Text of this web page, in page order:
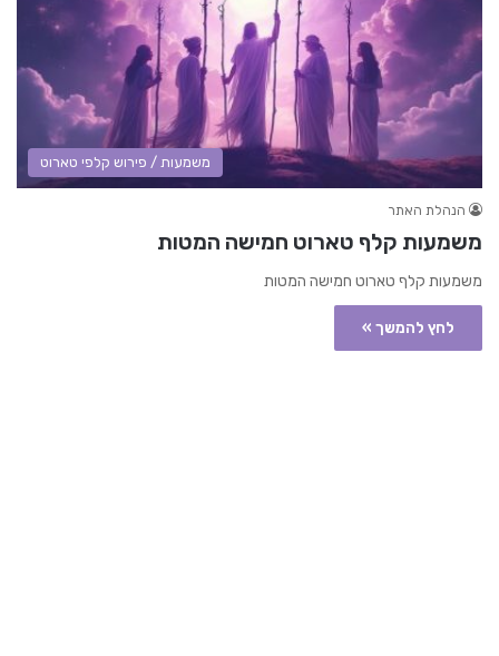
משמעות / פירוש קלפי טארוט
הנהלת האתר
משמעות קלף טארוט חמישה המטות
משמעות קלף טארוט חמישה המטות
לחץ להמשך »